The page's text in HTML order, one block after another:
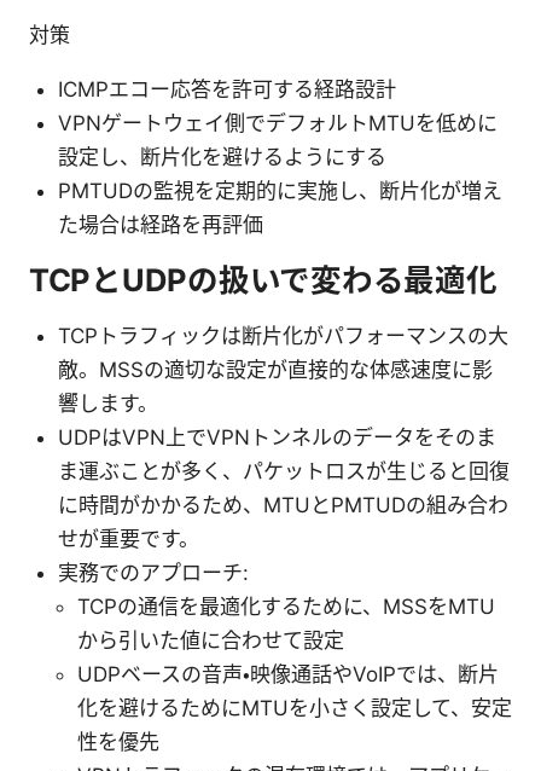
対策
ICMPエコー応答を許可する経路設計
VPNゲートウェイ側でデフォルトMTUを低めに
設定し、断片化を避けるようにする
PMTUDの監視を定期的に実施し、断片化が増え
た場合は経路を再評価
TCPとUDPの扱いで変わる最適化
TCPトラフィックは断片化がパフォーマンスの大
敵。MSSの適切な設定が直接的な体感速度に影
響します。
UDPはVPN上でVPNトンネルのデータをそのま
ま運ぶことが多く、パケットロスが生じると回復
に時間がかかるため、MTUとPMTUDの組み合わ
せが重要です。
実務でのアプローチ:
TCPの通信を最適化するために、MSSをMTU
から引いた値に合わせて設定
UDPベースの音声・映像通話やVoIPでは、断片
化を避けるためにMTUを小さく設定して、安定
性を優先